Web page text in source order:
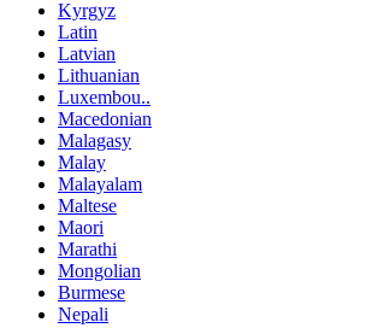
Kyrgyz
Latin
Latvian
Lithuanian
Luxembou..
Macedonian
Malagasy
Malay
Malayalam
Maltese
Maori
Marathi
Mongolian
Burmese
Nepali